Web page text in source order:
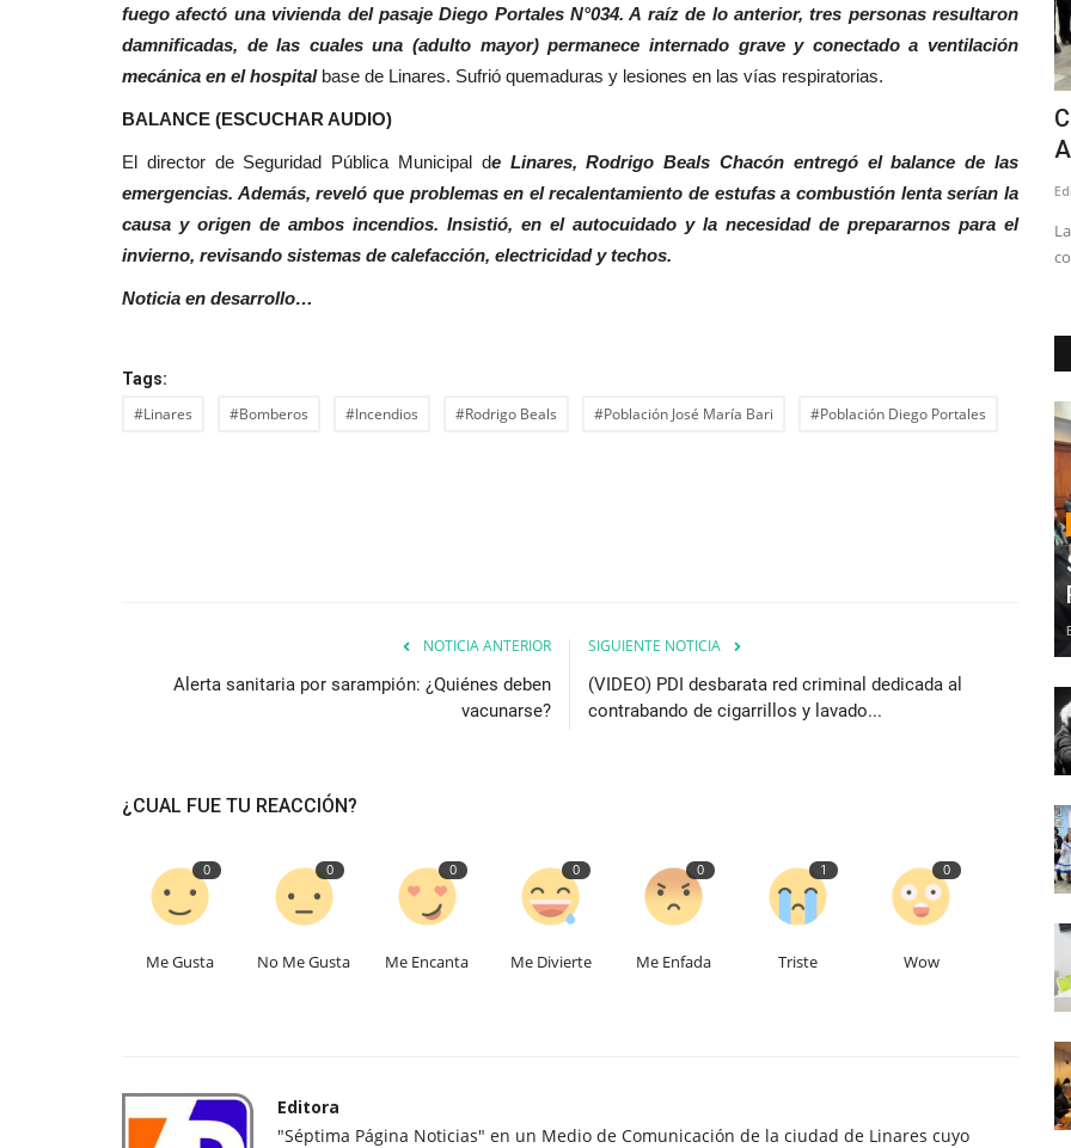
fuego afectó una vivienda del pasaje Diego Portales N°034. A raíz de lo anterior, tres personas resultaron
damnificadas, de las cuales una (adulto mayor) permanece internado grave y conectado a ventilación
mecánica en el hospital base de Linares. Sufrió quemaduras y lesiones en las vías respiratorias.
BALANCE (ESCUCHAR AUDIO)
El director de Seguridad Pública Municipal de Linares, Rodrigo Beals Chacón entregó el balance de las
emergencias. Además, reveló que problemas en el recalentamiento de estufas a combustión lenta serían la
causa y origen de ambos incendios. Insistió, en el autocuidado y la necesidad de prepararnos para el
invierno, revisando sistemas de calefacción, electricidad y techos.
Noticia en desarrollo…
Tags:
#Linares #Bomberos #Incendios #Rodrigo Beals #Población José María Bari #Población Diego Portales
NOTICIA ANTERIOR
Alerta sanitaria por sarampión: ¿Quiénes deben
vacunarse?
SIGUIENTE NOTICIA
(VIDEO) PDI desbarata red criminal dedicada al
contrabando de cigarrillos y lavado...
¿CUAL FUE TU REACCIÓN?
0
Me Gusta
0
No Me Gusta
0
Me Encanta
0
Me Divierte
0
Me Enfada
1
Triste
0
Wow
Editora
"Séptima Página Noticias" en un Medio de Comunicación de la ciudad de Linares cuyo
Veredicto condenatorio para ex
carabinero por falsificación...
Editora Mayo 7, 2026 861
Los hechos se remontan al 29 de septiembre de 2020, el 27
de enero de 2021 y el...
de viviendas con daños...
Editora Agosto 5, 2026 84
La Ficha 2 corresponde a una evaluación técnica que
considera una inspección visual...